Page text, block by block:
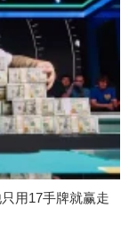
用17手牌就赢走